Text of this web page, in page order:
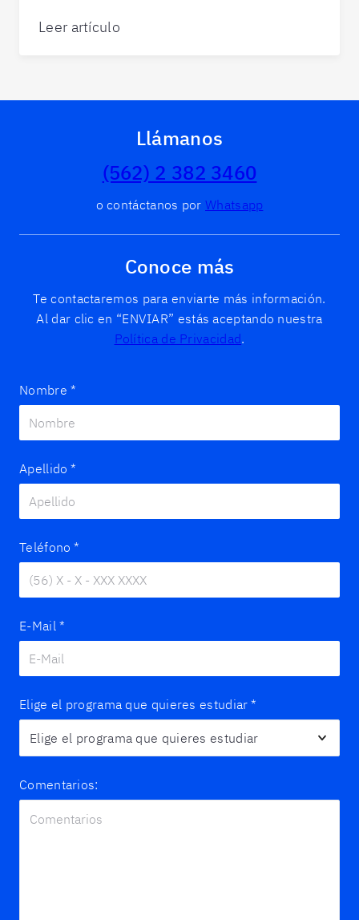
Leer artículo
Llámanos
(562) 2 382 3460
o contáctanos por Whatsapp
Conoce más
Te contactaremos para enviarte más información.
Al dar clic en “ENVIAR” estás aceptando nuestra
Política de Privacidad.
Nombre *
Apellido *
Teléfono *
E-Mail *
Elige el programa que quieres estudiar *
Comentarios: